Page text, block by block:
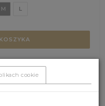
M L
cookie